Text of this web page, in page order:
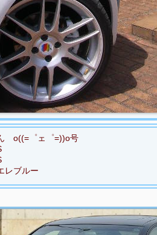
o((=゜ェ゜=))o号
レブルー